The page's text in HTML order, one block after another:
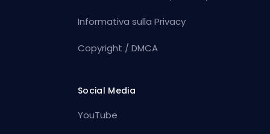
Informativa sulla Privacy
Copyright / DMCA
Social Media
YouTube